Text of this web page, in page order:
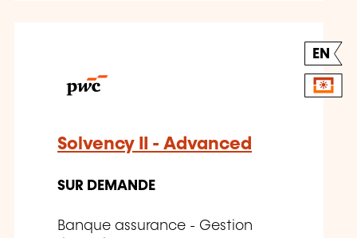
EN
Solvency II - Advanced
SUR DEMANDE
Banque assurance - Gestion